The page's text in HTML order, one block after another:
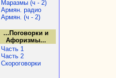
Маразмы (ч - 2)
Армян. радио
Армян. (ч - 2)
...Поговорки и
Афоризмы...
Часть 1
Часть 2
Скороговорки